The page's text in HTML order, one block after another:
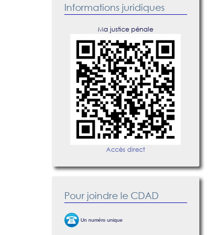
Informations juridiques
Ma justice pénale
Accès direct
Pour joindre le CDAD
Un numéro unique